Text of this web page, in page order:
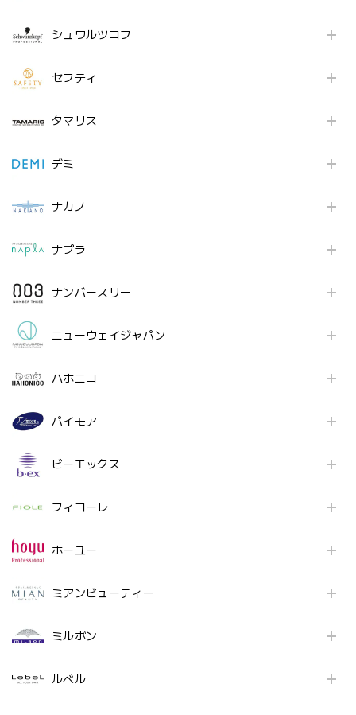
シュワルツコフ
セフティ
タマリス
デミ
ナカノ
ナプラ
ナンバースリー
ニューウェイジャパン
ハホニコ
パイモア
ビーエックス
フィヨーレ
ホーユー
ミアンビューティー
ミルボン
ルベル